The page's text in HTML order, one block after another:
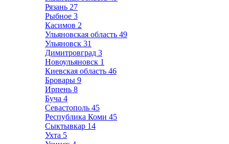
Рязань 27
Рыбное 3
Касимов 2
Ульяновская область 49
Ульяновск 31
Димитровград 3
Новоульяновск 1
Киевская область 46
Бровары 9
Ирпень 8
Буча 4
Севастополь 45
Республика Коми 45
Сыктывкар 14
Ухта 5